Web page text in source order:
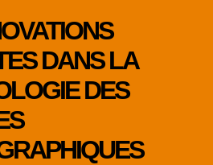
DANS LA
DES